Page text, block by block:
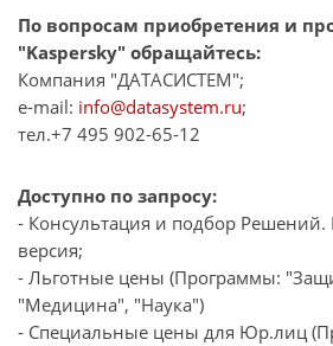
По вопросам приобретения и
"Kaspersky" обращайтесь:
Компания "ДАТАСИСТЕМ";
e-mail: info@datasystem.ru;
тел.+7 495 902-65-12
Доступно по запросу:
- Консультация и подбор Решений.
версия;
- Льготные цены (Программы:
"Медицина", "Наука")
- Специальные цены для Юр.лиц